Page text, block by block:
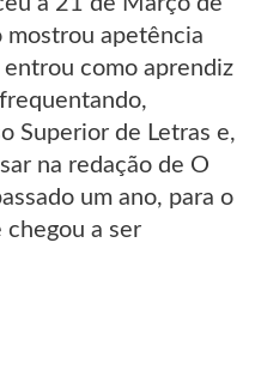
mostrou apetência
como aprendiz
Superior de Letras e,
na redação de O
um ano, para o
chegou a ser